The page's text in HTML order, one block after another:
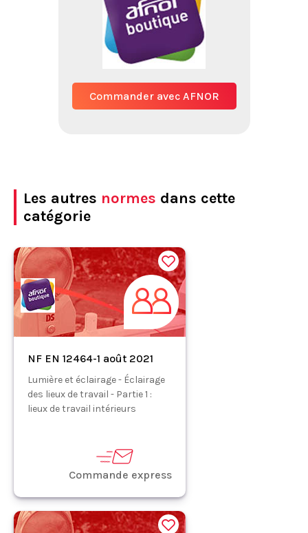
Commander avec AFNOR
Les autres normes dans cette
catégorie
NF EN 12464-1 août 2021
Lumière et éclairage - Éclairage
des lieux de travail - Partie 1 :
lieux de travail intérieurs
Commande express